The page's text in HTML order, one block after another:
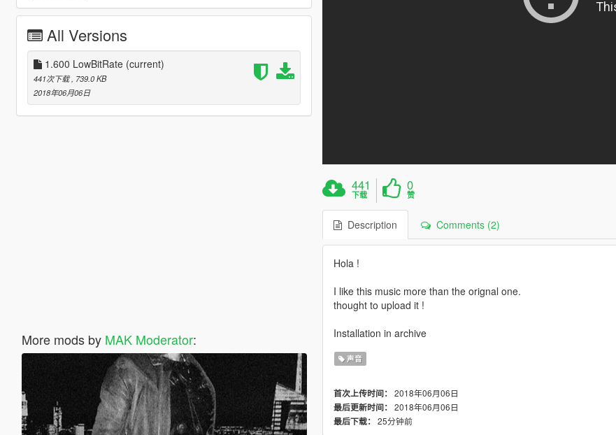
All Versions
1.600 LowBitRate (current)
441次下载 , 739.0 KB
2018年06月06日
More mods by MAK Moderator:
441
下载
0
赞
Description Comments (2)
Hola !
I like this music more than the orignal one.
thought to upload it !
Installation in archive
声音
首次上传时间： 2018年06月06日
最后更新时间： 2018年06月06日
最后下载： 25分钟前